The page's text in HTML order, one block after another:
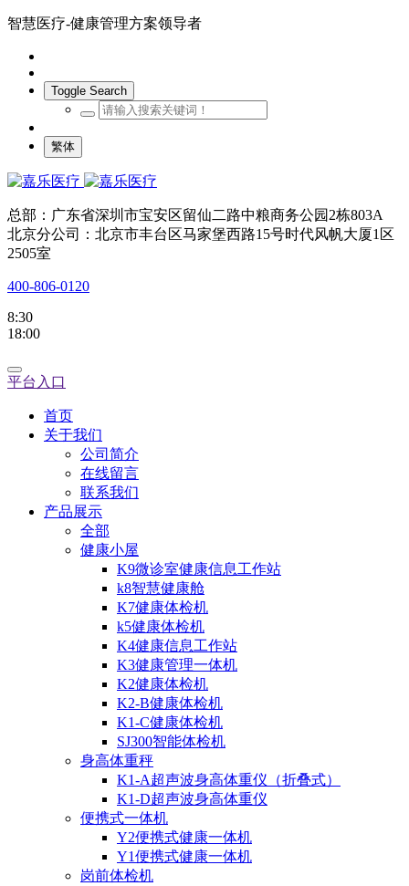
智慧医疗-健康管理方案领导者
Toggle Search
繁体
总部：广东省深圳市宝安区留仙二路中粮商务公园2栋803A
北京分公司：北京市丰台区马家堡西路15号时代风帆大厦1区
2505室
400-806-0120
8:30
18:00
平台入口
首页
关于我们
公司简介
在线留言
联系我们
产品展示
全部
健康小屋
K9微诊室健康信息工作站
k8智慧健康舱
K7健康体检机
k5健康体检机
K4健康信息工作站
K3健康管理一体机
K2健康体检机
K2-B健康体检机
K1-C健康体检机
SJ300智能体检机
身高体重秤
K1-A超声波身高体重仪（折叠式）
K1-D超声波身高体重仪
便携式一体机
Y2便携式健康一体机
Y1便携式健康一体机
岗前体检机